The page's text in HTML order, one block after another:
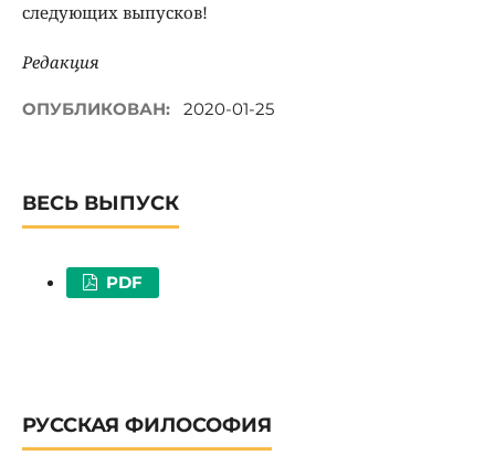
следующих выпусков!
Редакция
ОПУБЛИКОВАН: 2020-01-25
ВЕСЬ ВЫПУСК
PDF
РУССКАЯ ФИЛОСОФИЯ